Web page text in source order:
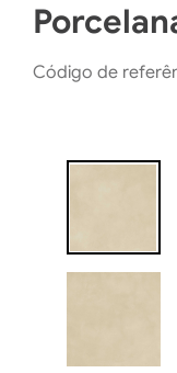
Código de